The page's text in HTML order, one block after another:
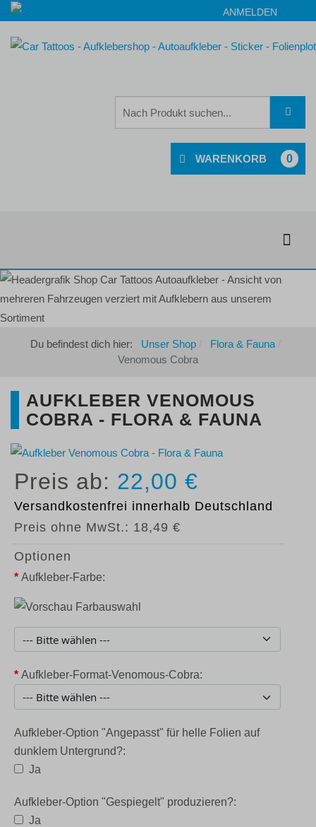
ANMELDEN
0
Du befindest dich hier: Unser Shop
Flora & Fauna
Venomous Cobra
AUFKLEBER VENOMOUS
COBRA - FLORA & FAUNA
22,00 €
Versandkostenfrei innerhalb Deutschland
Preis ohne MwSt.: 18,49 €
Optionen
* Aufkleber-Farbe:
* Aufkleber-Format-Venomous-Cobra:
Aufkleber-Option "Angepasst" für helle Folien auf
dunklem Untergrund?:
Ja
Aufkleber-Option "Gespiegelt" produzieren?:
Ja